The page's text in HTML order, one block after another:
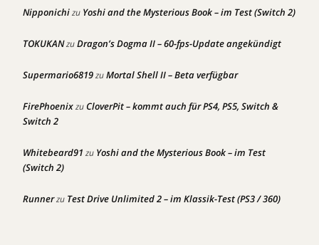
Nipponichizu Yoshi and the Mysterious Book – im Test (Switch 2)
TOKUKANzuDragon’s Dogma II – 60-fps-Update angekündigt
Supermario6819zuMortal Shell II – Beta verfügbar
FirePhoenixzuCloverPit – kommt auch für PS4, PS5, Switch &
Switch 2
Whitebeard91 zu Yoshi and the Mysterious Book – im Test
(Switch 2)
Runnerzu Test Drive Unlimited 2 – im Klassik-Test (PS3 / 360)